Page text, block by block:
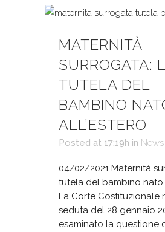
MATERNITÀ
SURROGATA:
TUTELA DEL
BAMBINO
ALL’ESTERO
Posted at 17:19h in News
04/02/2021 Maternità
tutela del bambino nato
La Corte Costituzionale
seduta del 28 gennaio
esaminato la questione